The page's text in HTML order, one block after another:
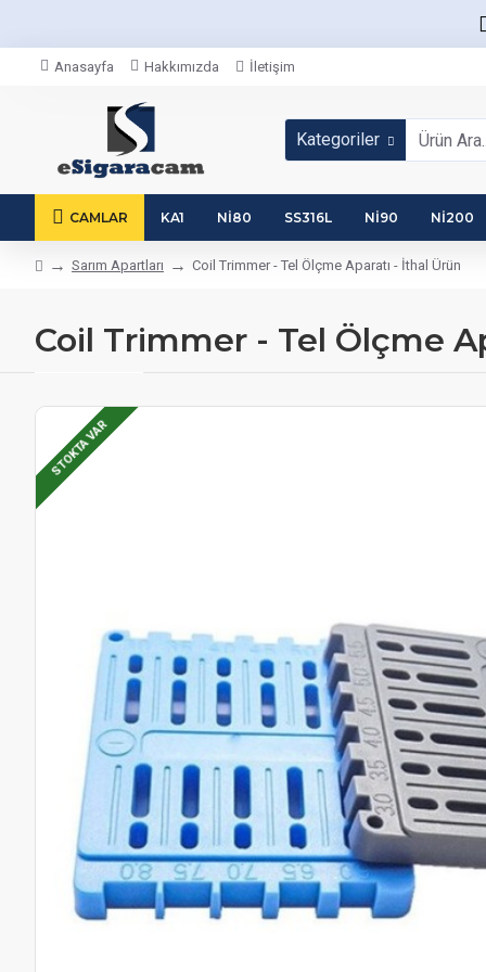
Anasayfa Hakkımızda İletişim
Kategoriler
CAMLAR KA1 NI80 SS316L NI90 NI200
Sarım Apartları Coil Trimmer - Tel Ölçme Aparatı - İthal Ürün
Coil Trimmer - Tel Ölçme
STOKTA VAR